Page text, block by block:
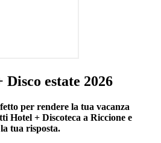
estate 2026
per rendere la tua vacanza
Hotel + Discoteca a Riccione e
tua risposta.